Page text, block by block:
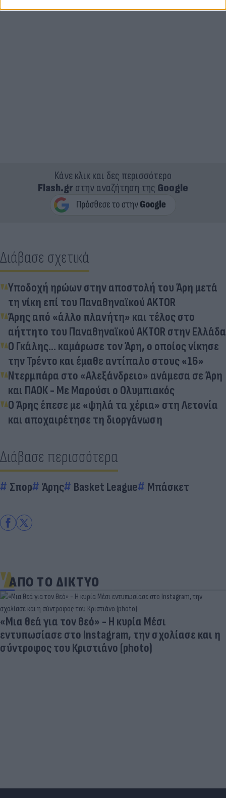
Κάνε κλικ και δες περισσότερο
Flash.grστην αναζήτηση της Google
Διάβασε σχετικά
Υποδοχή ηρώων στην αποστολή του Άρη μετά
τη νίκη επί του Παναθηναϊκού AKTOR
Άρης από «άλλο πλανήτη» και τέλος στο
αήττητο του Παναθηναϊκού AKTOR στην Ελλάδα
Ο Γκάλης... καμάρωσε τον Άρη, ο οποίος νίκησε
την Τρέντο και έμαθε αντίπαλο στους «16»
Ντερμπάρα στο «Αλεξάνδρειο» ανάμεσα σε Άρη
και ΠΑΟΚ - Με Μαρούσι ο Ολυμπιακός
Ο Άρης έπεσε με «ψηλά τα χέρια» στη Λετονία
και αποχαιρέτησε τη διοργάνωση
Διάβασε περισσότερα
Σπορ Άρης Basket League Μπάσκετ
ΑΠΟ ΤΟ ΔΙΚΤΥΟ
«Μια θεά για τον θεό» - Η κυρία Μέσι
εντυπωσίασε στο Instagram, την σχολίασε και η
σύντροφος του Κριστιάνο (photo)